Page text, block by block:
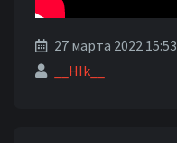
27 марта 2022 15:53
__HIk__